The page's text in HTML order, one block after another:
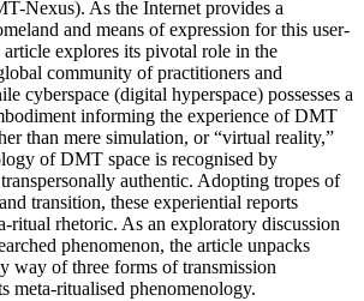
Nexus). As the Internet provides a
and means of expression for this user-
explores its pivotal role in the
community of practitioners and
cyberspace (digital hyperspace) possesses a
informing the experience of DMT
than mere simulation, or “virtual reality,”
of DMT space is recognised by
authentic. Adopting tropes of
transition, these experiential reports
ritual rhetoric. As an exploratory discussion
phenomenon, the article unpacks
way of three forms of transmission
meta-ritualised phenomenology.